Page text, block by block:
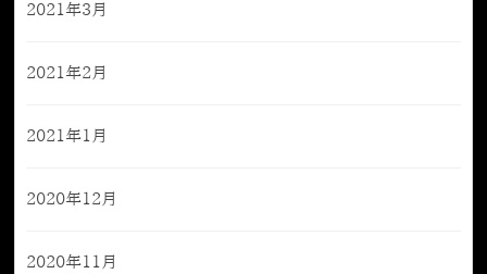
2021年3月
2021年2月
2021年1月
2020年12月
2020年11月